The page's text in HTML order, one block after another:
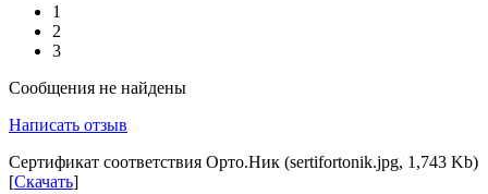
1
2
3
Сообщения не найдены
Написать отзыв
Сертификат соответствия Орто.Ник (sertifortonik.jpg, 1,743 Kb)
[Скачать]